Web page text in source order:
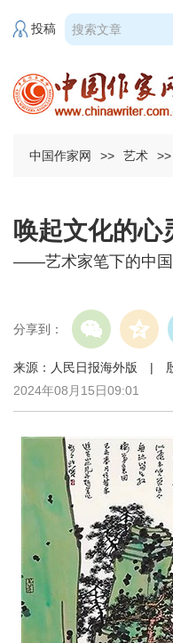
投稿
中国作家网 >> 艺术 >>
唤起文化的心
——艺术家笔下的中
分享到：
来源：人民日报海外版
2024年08月15日09:01